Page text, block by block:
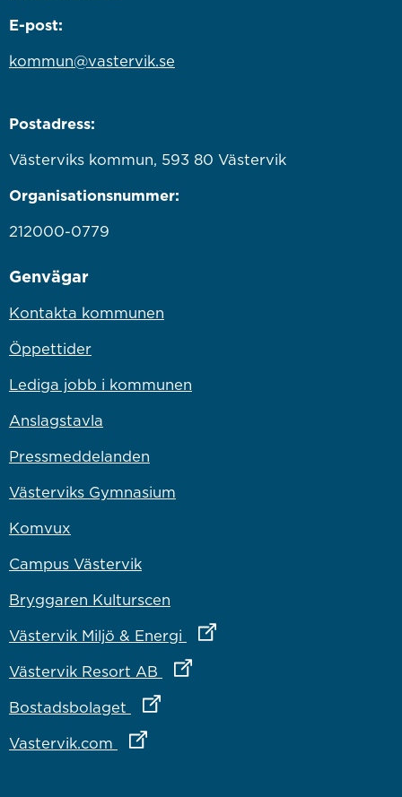
E-post:
kommun@vastervik.se
Postadress:
Västerviks kommun, 593 80 Västervik
Organisationsnummer:
212000-0779
Genvägar
Kontakta kommunen
Öppettider
Lediga jobb i kommunen
Anslagstavla
Pressmeddelanden
Västerviks Gymnasium
Komvux
Campus Västervik
Bryggaren Kulturscen
Västervik Miljö & Energi
Länk till annan webbplats
Västervik Resort AB Länk till annan webbplats
Bostadsbolaget Länk till annan webbplats
Vastervik.com Länk till annan webbplats